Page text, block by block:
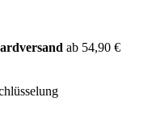
ab 54,90 €